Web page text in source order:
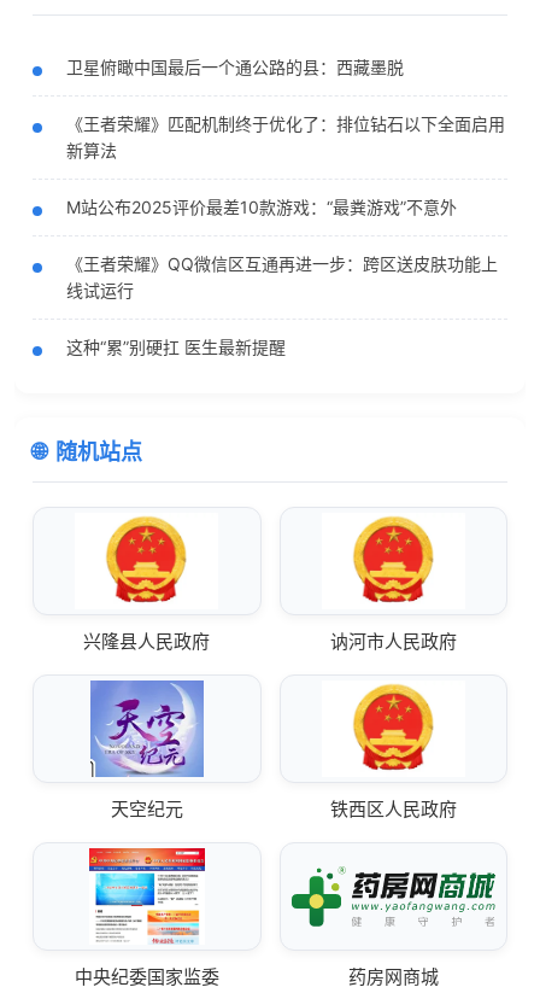
卫星俯瞰中国最后一个通公路的县：西藏墨脱
《王者荣耀》匹配机制终于优化了：排位钻石以下全面启用
新算法
M站公布2025评价最差10款游戏：“最粪游戏”不意外
《王者荣耀》QQ微信区互通再进一步：跨区送皮肤功能上
线试运行
这种“累”别硬扛 医生最新提醒
随机站点
兴隆县人民政府 讷河市人民政府
天空纪元 铁西区人民政府
中央纪委国家监委 药房网商城